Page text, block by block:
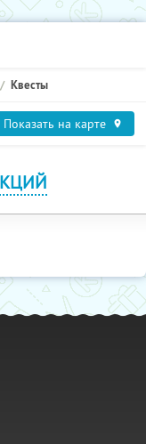
Квесты
Показать на карте